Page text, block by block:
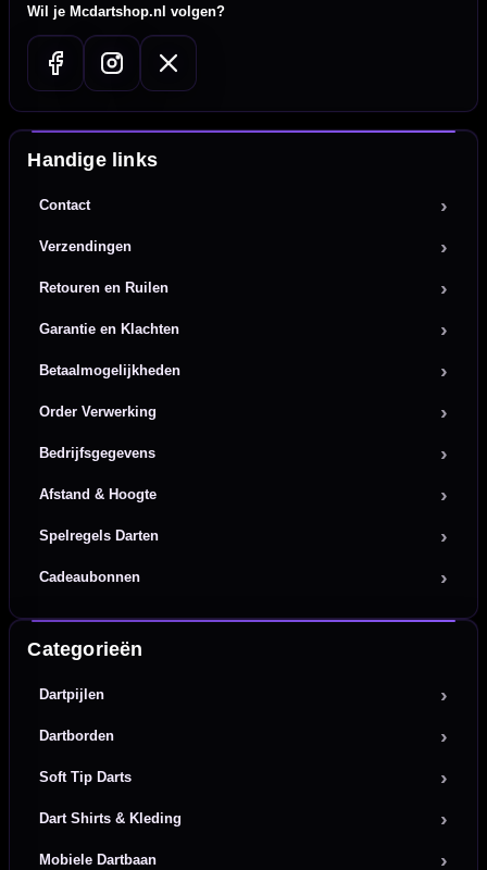
Wil je Mcdartshop.nl volgen?
Handige links
Contact
Verzendingen
Retouren en Ruilen
Garantie en Klachten
Betaalmogelijkheden
Order Verwerking
Bedrijfsgegevens
Afstand & Hoogte
Spelregels Darten
Cadeaubonnen
Categorieën
Dartpijlen
Dartborden
Soft Tip Darts
Dart Shirts & Kleding
Mobiele Dartbaan